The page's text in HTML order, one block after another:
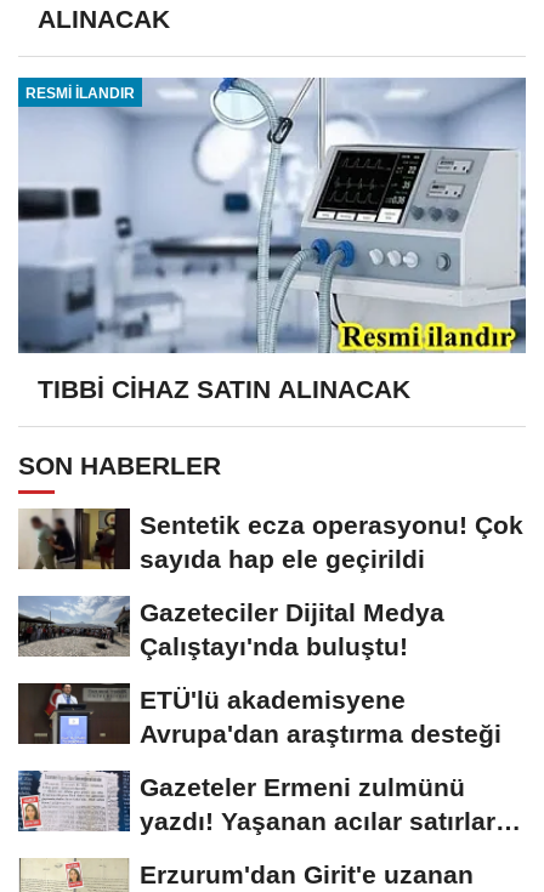
ALINACAK
RESMİ İLANDIR
TIBBİ CİHAZ SATIN ALINACAK
SON HABERLER
Sentetik ecza operasyonu! Çok
sayıda hap ele geçirildi
Gazeteciler Dijital Medya
Çalıştayı'nda buluştu!
ETÜ'lü akademisyene
Avrupa'dan araştırma desteği
Gazeteler Ermeni zulmünü
yazdı! Yaşanan acılar satırlara
Erzurum'dan Girit'e uzanan